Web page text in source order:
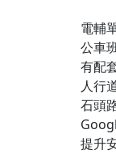
電輔
公車
有配
人行
石頭
提升